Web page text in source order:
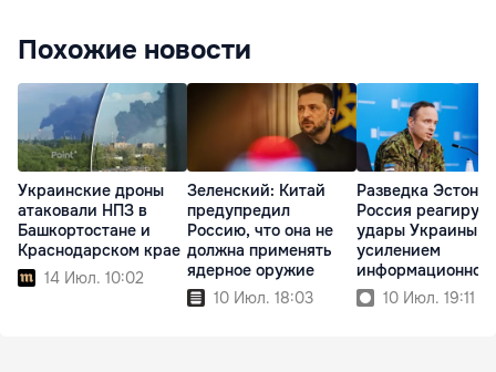
Похожие новости
Украинские дроны
атаковали НПЗ в
Башкортостане и
Краснодарском крае
14 Июл. 10:02
Зеленский: Китай
предупредил
Россию, что она не
должна применять
ядерное оружие
10 Июл. 18:03
Разведка
Россия
удары Украины
усилением
информационной
войны10 Июл. 19:11